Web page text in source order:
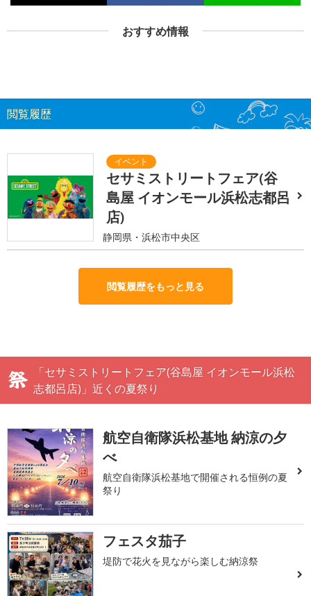
おすすめ情報
閲覧履歴
セサミストリートフェア(谷
島屋 イオンモール浜松志都呂
店)
静岡県・浜松市中央区
閲覧履歴をもっと見る
「セサミストリートフェア(谷島屋 イオンモール浜松
志都呂店)」近くの夏祭り
航空自衛隊浜松基地 納涼の夕
べ
航空自衛隊浜松基地で開催される恒例の夏
祭り
フェスタ茄子
堤防で花火を見ながら楽しむ納涼祭